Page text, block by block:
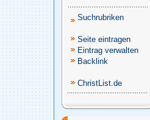
Suchrubriken
Seite eintragen
Eintrag verwalten
Backlink
ChristList.de